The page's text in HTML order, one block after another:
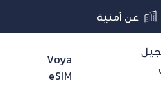
عن أمنية
Voya
eSIM